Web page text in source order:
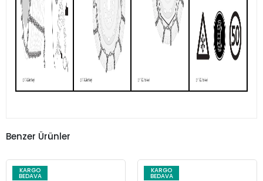
Benzer Ürünler
KARGO
BEDAVA
KARGO
BEDAVA